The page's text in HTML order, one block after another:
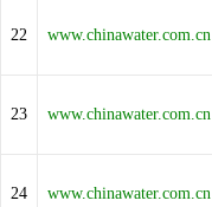
22 www.chinawater.com.cn
23 www.chinawater.com.cn
24 www.chinawater.com.cn